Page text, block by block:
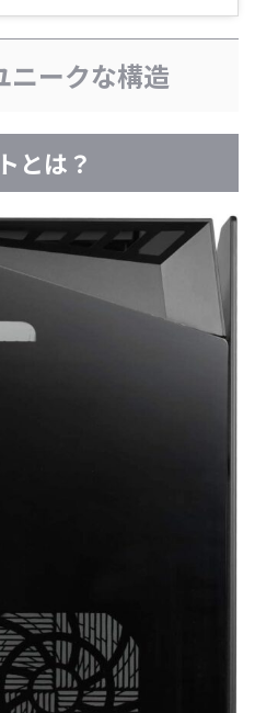
ニークな構造
とは？